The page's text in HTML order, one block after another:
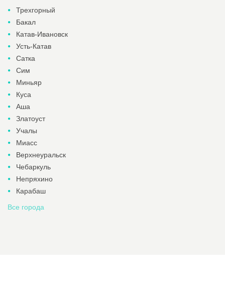
Трехгорный
Бакал
Катав-Ивановск
Усть-Катав
Сатка
Сим
Миньяр
Куса
Аша
Златоуст
Учалы
Миасс
Верхнеуральск
Чебаркуль
Непряхино
Карабаш
Все города